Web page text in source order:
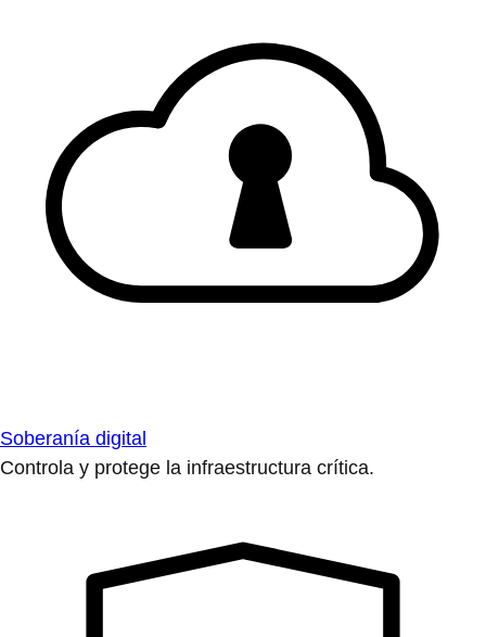
Soberanía digital
Controla y protege la infraestructura crítica.